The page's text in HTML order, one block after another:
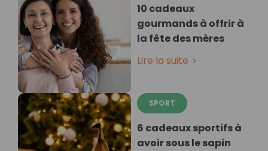
10 cadeaux
gourmands à offrir à
la fête des mères
Lire la suite
SPORT
6 cadeaux sportifs à
avoir sous le sapin